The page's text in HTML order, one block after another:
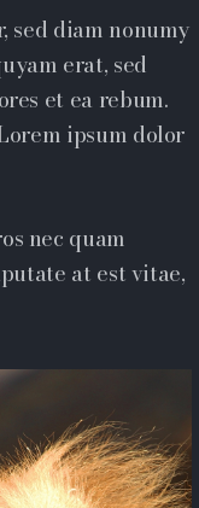
sed diam nonumy
erat, sed
et ea rebum.
ipsum dolor
nec quam
at est vitae,